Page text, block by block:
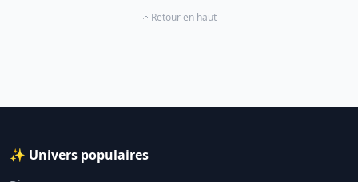
Retour en haut
✨ Univers populaires